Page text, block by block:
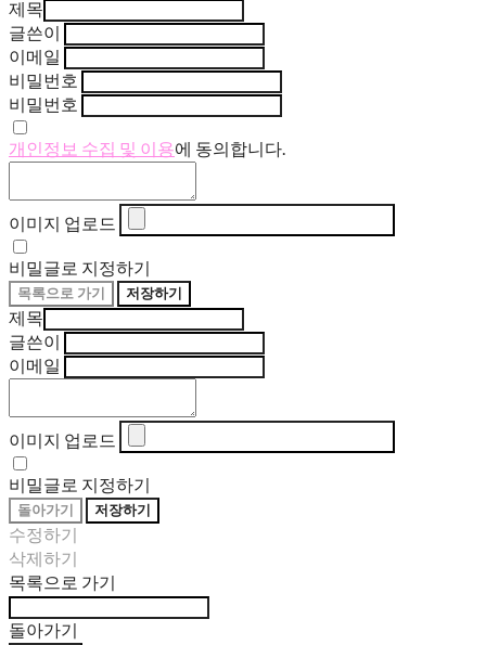
제목
글쓴이
이메일
비밀번호
비밀번호
개인정보 수집 및 이용에 동의합니다.
이미지 업로드
비밀글로 지정하기
목록으로 가기 저장하기
제목
글쓴이
이메일
이미지 업로드
비밀글로 지정하기
돌아가기 저장하기
수정하기
삭제하기
목록으로 가기
돌아가기